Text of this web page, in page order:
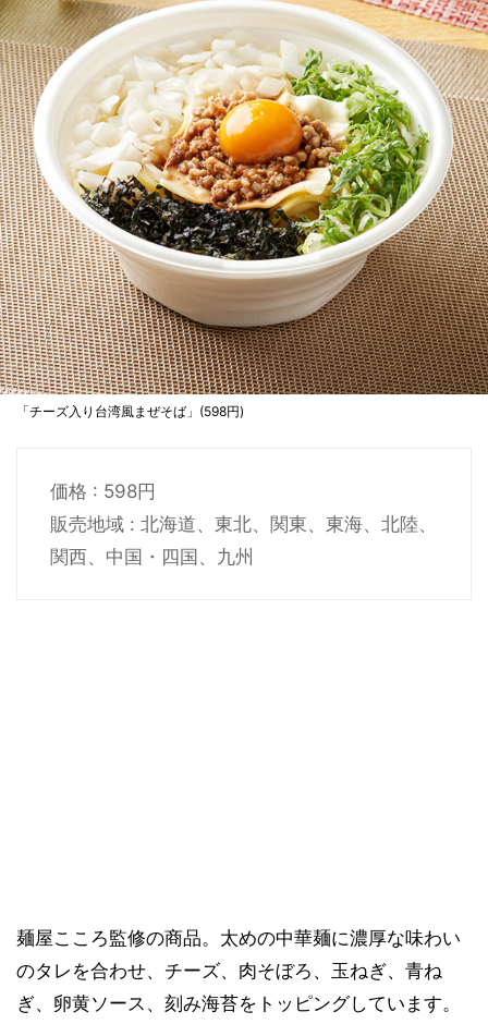
「チーズ入り台湾風まぜそば」(598円)
価格 : 598円
販売地域 : 北海道、東北、関東、東海、北陸、
関西、中国・四国、九州
麺屋こころ監修の商品。太めの中華麺に濃厚な味わい
のタレを合わせ、チーズ、肉そぼろ、玉ねぎ、青ね
ぎ、卵黄ソース、刻み海苔をトッピングしています。